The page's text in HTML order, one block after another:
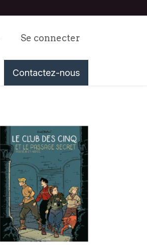
Se connecter
Tableau de Bord
Contactez-nous